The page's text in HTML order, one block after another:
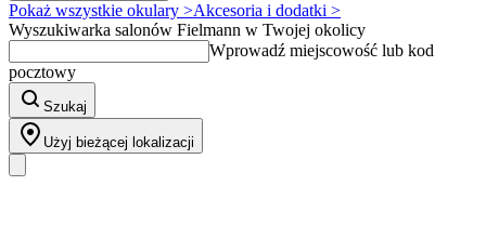
Pokaż wszystkie okulary >Akcesoria i dodatki >
Wyszukiwarka salonów Fielmann w Twojej okolicy
Wprowadź miejscowość lub kod
pocztowy
Szukaj
Użyj bieżącej lokalizacji